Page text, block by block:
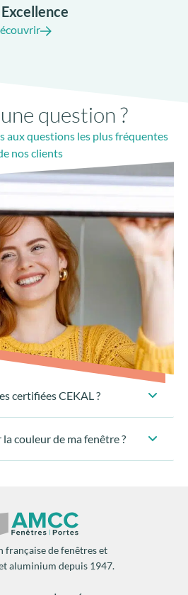
question ?
aux questions les plus fréquentes
nos clients
certifiées CEKAL ?
couleur de ma fenêtre ?
française de fenêtres et
aluminium depuis 1947.